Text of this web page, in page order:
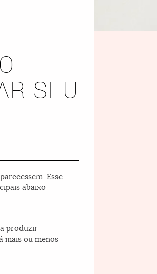
SEU
Esse
abaixo
produzir
mais ou menos